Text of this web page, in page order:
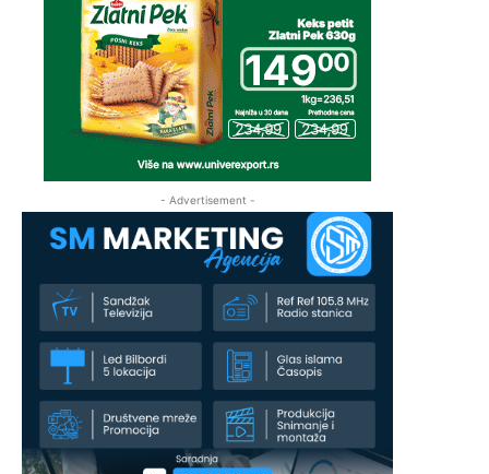
- Advertisement -